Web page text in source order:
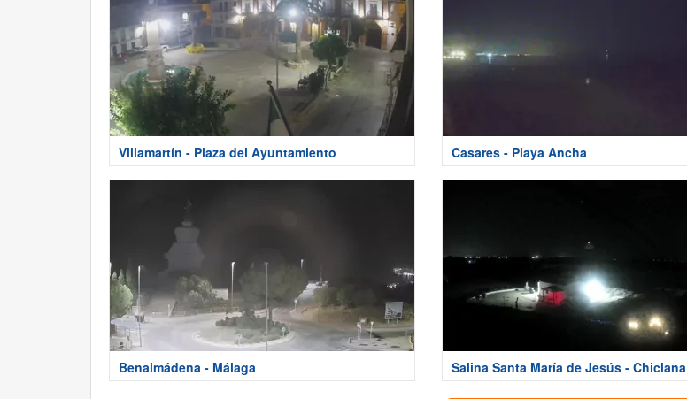
Villamartín - Plaza del Ayuntamiento Casares - Playa Ancha
Benalmádena - Málaga Salina Santa María de Jesús - Chiclana